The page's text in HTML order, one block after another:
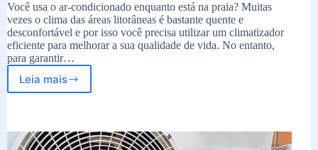
Você usa o ar-condicionado enquanto está na praia? Muitas
vezes o clima das áreas litorâneas é bastante quente e
desconfortável e por isso você precisa utilizar um climatizador
eficiente para melhorar a sua qualidade de vida. No entanto,
para garantir…
Leia mais
Suporte
na